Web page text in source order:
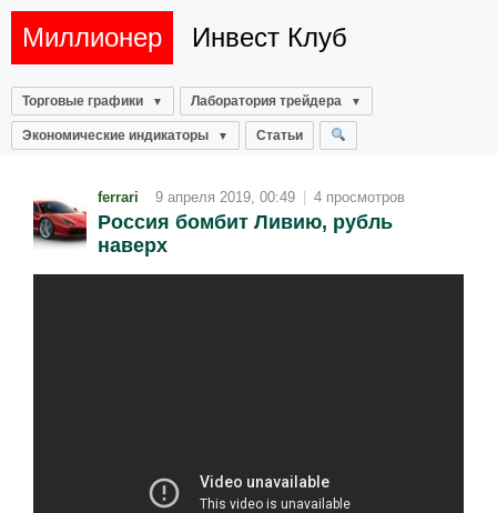
Миллионер Инвест Клуб
Торговые графики Лаборатория трейдера
Экономические индикаторы Статьи
ferrari 9 апреля 2019, 00:49 4 просмотров
Россия бомбит Ливию, рубль
наверх